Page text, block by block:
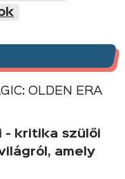
OLDEN ERA
- kritika szülői
amely